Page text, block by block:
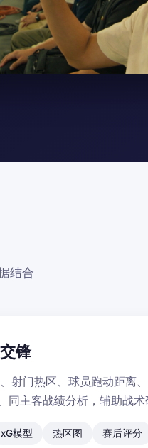
结合
锋
射门热区、球员跑动距离
同主客战绩分析，辅助战术
xG模型 热区图 赛后评分